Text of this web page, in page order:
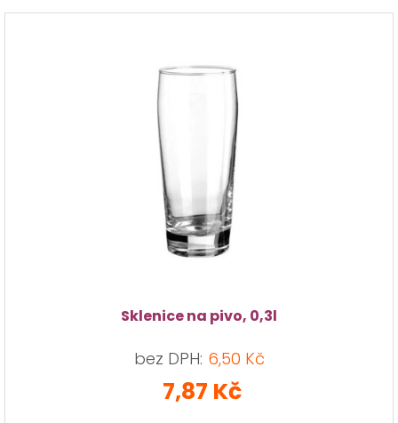
Sklenice na pivo, 0,3l
bez DPH: 6,50 Kč
7,87 Kč